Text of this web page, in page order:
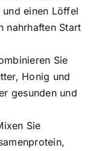
einen Löffel
nahrhaften Start
Sie
Honig und
gesunden und
Sie